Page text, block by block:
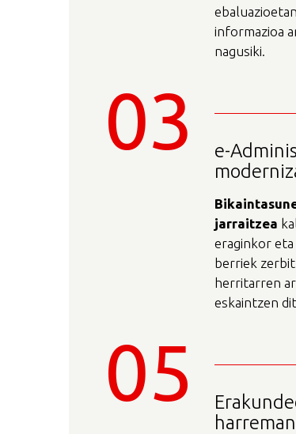
informazioa
nagusiki.
03
e-
jarraitzea
eraginkor
berriek
herritarren
eskaintzen
05